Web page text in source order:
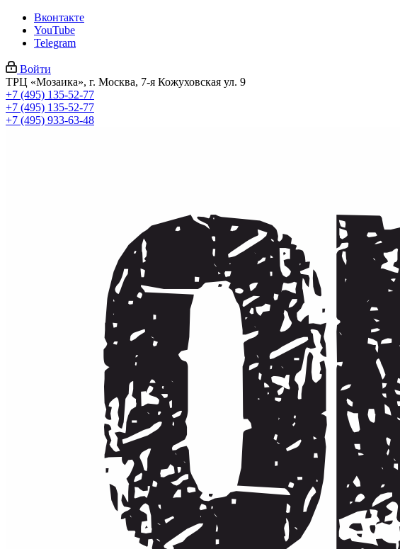
Вконтакте
YouTube
Telegram
Войти
ТРЦ «Мозаика», г. Москва, 7-я Кожуховская ул. 9
+7 (495) 135-52-77
+7 (495) 135-52-77
+7 (495) 933-63-48